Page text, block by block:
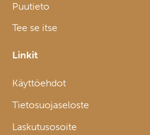
Puutieto
Tee se itse
Linkit
Käyttöehdot
Tietosuojaseloste
Laskutusosoite